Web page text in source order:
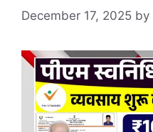
December 17, 2025 by